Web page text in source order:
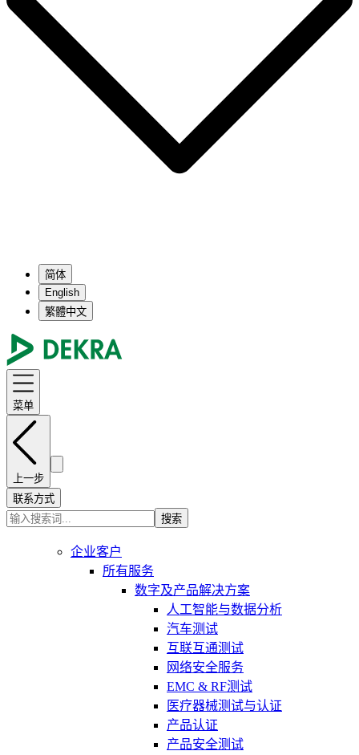
简体
English
繁體中文
菜单
上一步
联系方式
搜索
企业客户
所有服务
数字及产品解决方案
人工智能与数据分析
汽车测试
互联互通测试
网络安全服务
EMC & RF测试
医疗器械测试与认证
产品认证
产品安全测试